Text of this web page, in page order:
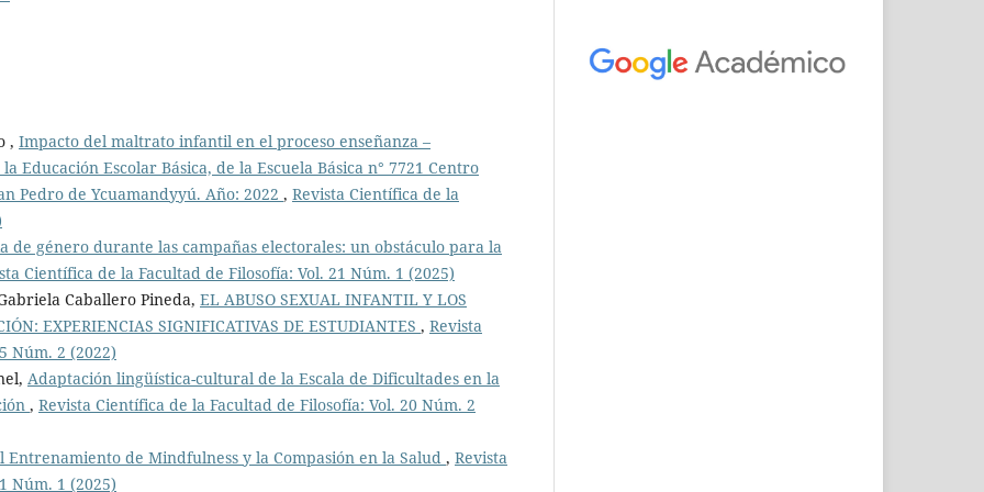
, Impacto del maltrato infantil en el proceso enseñanza –
Escolar Básica, de la Escuela Básica n° 7721 Centro
Pedro de Ycuamandyyú. Año: 2022 , Revista Científica de la
de género durante las campañas electorales: un obstáculo para la
Científica de la Facultad de Filosofía: Vol. 21 Núm. 1 (2025)
Caballero Pineda, EL ABUSO SEXUAL INFANTIL Y LOS
EXPERIENCIAS SIGNIFICATIVAS DE ESTUDIANTES , Revista
Núm. 2 (2022)
Adaptación lingüística-cultural de la Escala de Dificultades en la
, Revista Científica de la Facultad de Filosofía: Vol. 20 Núm. 2
Entrenamiento de Mindfulness y la Compasión en la Salud , Revista
Núm. 1 (2025)